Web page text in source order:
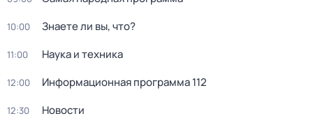
10:00 Знаете ли вы, что?
11:00 Наука и техника
12:00 Информационная программа 112
12:30 Новости